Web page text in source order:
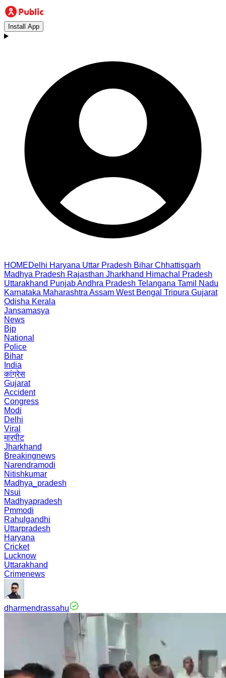
Install App
HOMEDelhi Haryana Uttar Pradesh Bihar Chhattisgarh
Madhya Pradesh Rajasthan Jharkhand Himachal Pradesh
Uttarakhand PunjabAndhra Pradesh Telangana Tamil Nadu
Karnataka Maharashtra Assam West Bengal Tripura Gujarat
Odisha Kerala
Jansamasya
News
Bjp
National
Police
Bihar
India
कांग्रेस
Gujarat
Accident
Congress
Modi
Delhi
Viral
मारपीट
Jharkhand
Breakingnews
Narendramodi
Nitishkumar
Madhya_pradesh
Nsui
Madhyapradesh
Pmmodi
Rahulgandhi
Uttarpradesh
Haryana
Cricket
Lucknow
Uttarakhand
Crimenews
dharmendrassahu